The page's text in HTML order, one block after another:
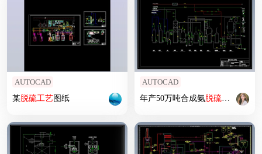
AUTOCAD
某脱硫工艺图纸
AUTOCAD
年产50万吨合成氨脱硫工段工艺